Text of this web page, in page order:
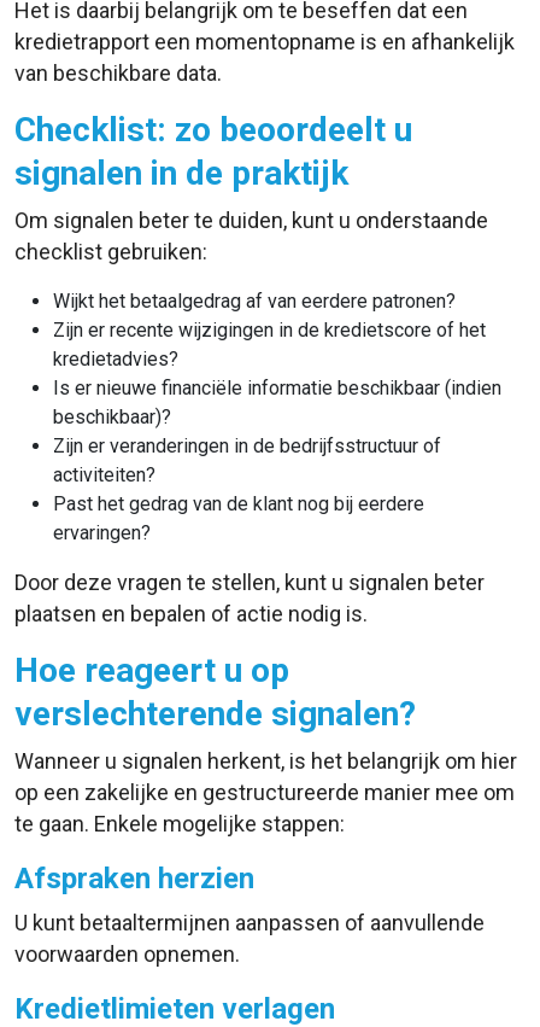
Het is daarbij belangrijk om te beseffen dat een
kredietrapport een momentopname is en afhankelijk
van beschikbare data.
Checklist: zo beoordeelt u
signalen in de praktijk
Om signalen beter te duiden, kunt u onderstaande
checklist gebruiken:
Wijkt het betaalgedrag af van eerdere patronen?
Zijn er recente wijzigingen in de kredietscore of het
kredietadvies?
Is er nieuwe financiële informatie beschikbaar (indien
beschikbaar)?
Zijn er veranderingen in de bedrijfsstructuur of
activiteiten?
Past het gedrag van de klant nog bij eerdere
ervaringen?
Door deze vragen te stellen, kunt u signalen beter
plaatsen en bepalen of actie nodig is.
Hoe reageert u op
verslechterende signalen?
Wanneer u signalen herkent, is het belangrijk om hier
op een zakelijke en gestructureerde manier mee om
te gaan. Enkele mogelijke stappen:
Afspraken herzien
U kunt betaaltermijnen aanpassen of aanvullende
voorwaarden opnemen.
Kredietlimieten verlagen